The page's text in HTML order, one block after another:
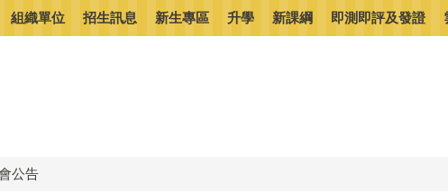
組織單位 招生訊息 新生專區 升學 新課綱 即測即評及發證
公告